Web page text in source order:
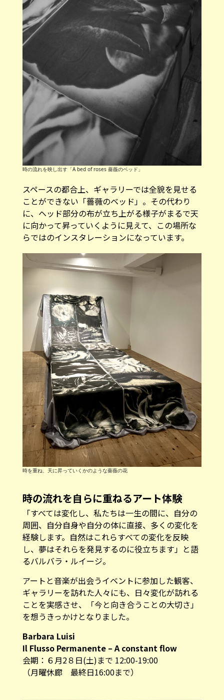
時の流れを映し出す「A bed of roses 薔薇のベッド」
スペースの都合上、ギャラリーでは全貌を見せる
ことができない「薔薇のベッド」。その代わり
に、ヘッド部分の布が立ち上がる様子がまるで天
に向かって昇っていくように見えて、この場所な
らではのインスタレーションになっています。
時を重ね、天に昇っていくかのような薔薇の花
時の流れを自らに重ねるアート体験
「すべては変化し、私たちは一生の間に、自分の
周囲、自分自身や自分の体に直接、多くの変化を
経験します。自然はこれらすべての変化を反映
し、夢はそれらを発見するのに役立ちます」と語
るバルバラ・ルイージ。
アートと音楽が出会うイベントに参加した観客、
ギャラリーを訪れた人々にも、日々変化が訪れる
ことを実感させ、「今と向き合うことの大切さ」
を想うきっかけとなりました。
Barbara Luisi
Il Flusso Permanente – A constant flow
会期：６月2８日(土)まで 12:00-19:00
（月曜休廊 最終日16:00まで）